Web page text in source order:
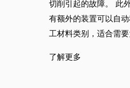
切削引起的故障。 此
有额外的装置可以自
工材料类别，适合需
了解更多